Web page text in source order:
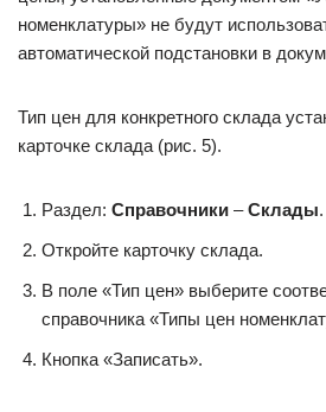
номенклатуры» не будут
автоматической подстановки в
Тип цен для конкретного склада
карточке склада (рис. 5).
Раздел: Справочники –Склады.
Откройте карточку склада.
В поле «Тип цен» выберите
справочника «Типы цен
Кнопка «Записать».